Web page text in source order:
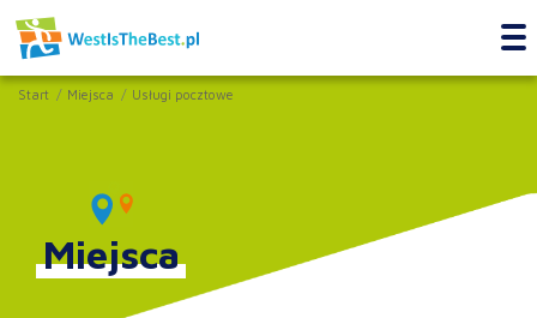
Start Miejsca Usługi pocztowe
Miejsca